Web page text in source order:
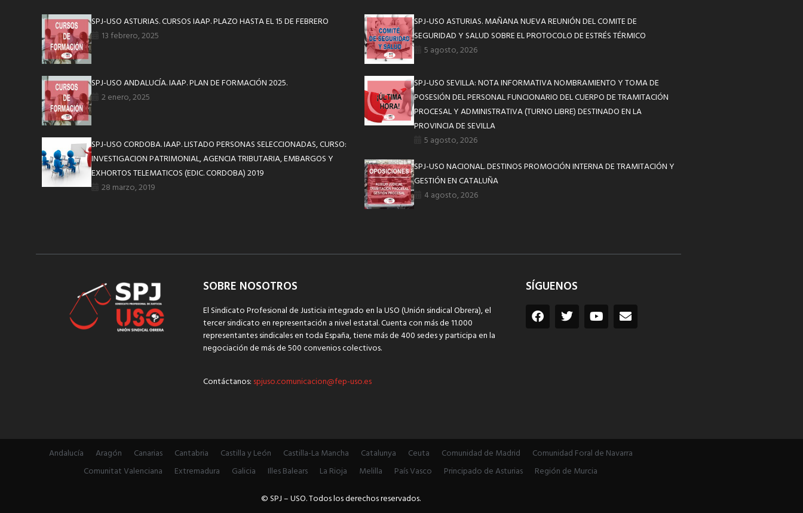
SPJ-USO ASTURIAS. CURSOS IAAP. PLAZO HASTA EL 15 DE FEBRERO
13 febrero, 2025
SPJ-USO ANDALUCÍA. IAAP. PLAN DE FORMACIÓN 2025.
2 enero, 2025
SPJ-USO CORDOBA. IAAP. LISTADO PERSONAS SELECCIONADAS, CURSO:
INVESTIGACION PATRIMONIAL, AGENCIA TRIBUTARIA, EMBARGOS Y
EXHORTOS TELEMATICOS (EDIC. CORDOBA) 2019
28 marzo, 2019
SPJ-USO ASTURIAS. MAÑANA NUEVA REUNIÓN DEL COMITE DE
SEGURIDAD Y SALUD SOBRE EL PROTOCOLO DE ESTRÉS TÉRMICO
5 agosto, 2026
SPJ-USO SEVILLA: NOTA INFORMATIVA NOMBRAMIENTO Y TOMA DE
POSESIÓN DEL PERSONAL FUNCIONARIO DEL CUERPO DE TRAMITACIÓN
PROCESAL Y ADMINISTRATIVA (TURNO LIBRE) DESTINADO EN LA
PROVINCIA DE SEVILLA
5 agosto, 2026
SPJ-USO NACIONAL. DESTINOS PROMOCIÓN INTERNA DE TRAMITACIÓN Y
GESTIÓN EN CATALUÑA
4 agosto, 2026
SOBRE NOSOTROS
El Sindicato Profesional de Justicia integrado en la USO (Unión sindical Obrera), el
tercer sindicato en representación a nivel estatal. Cuenta con más de 11.000
representantes sindicales en toda España, tiene más de 400 sedes y participa en la
negociación de más de 500 convenios colectivos.
Contáctanos: spjuso.comunicacion@fep-uso.es
SÍGUENOS
Andalucía Aragón Canarias Cantabria Castilla y León Castilla-La Mancha Catalunya Ceuta Comunidad de Madrid
Comunidad Foral de Navarra
Comunitat Valenciana
Extremadura Galicia Illes Balears La Rioja Melilla País Vasco Principado de Asturias
Región de Murcia
© SPJ – USO. Todos los derechos reservados.